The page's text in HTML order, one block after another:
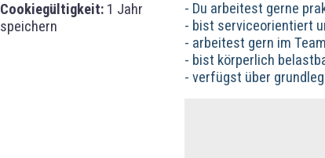
Cookiegültigkeit: 1 Jahr
speichern
- Du arbeitest gerne
- bist serviceorientiert
- arbeitest gern im Team
- bist körperlich
- verfügst über